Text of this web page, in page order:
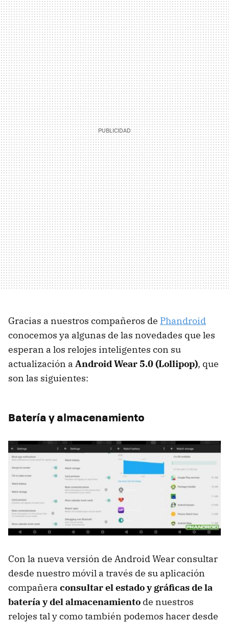
Gracias a nuestros compañeros de Phandroid
conocemos ya algunas de las novedades que les
esperan a los relojes inteligentes con su
actualización a Android Wear 5.0 (Lollipop), que
son las siguientes:
Batería y almacenamiento
Con la nueva versión de Android Wear consultar
desde nuestro móvil a través de su aplicación
compañera consultar el estado y gráficas de la
batería y del almacenamiento de nuestros
relojes tal y como también podemos hacer desde